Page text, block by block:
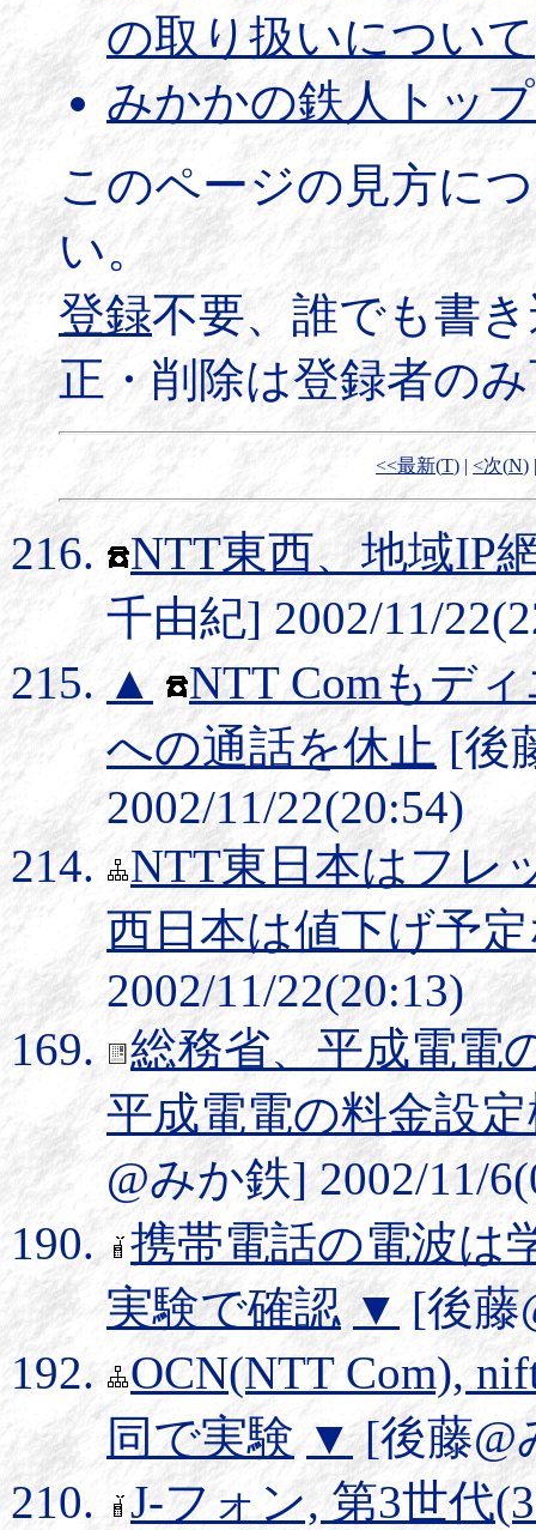
の取り扱いについて
みかかの鉄人トッ
このページの見方に
い。
登録不要、誰でも書
正・削除は登録者の
<<最新(T) | <次(N)
NTT東西、地域IP
千由紀] 2002/11/
▲
NTT Comもデ
への通話を休止 [後
2002/11/22(20:54)
NTT東日本はフレ
西日本は値下げ予
2002/11/22(20:13)
総務省、平成電電
平成電電の料金設
@みか鉄] 2002/11/
携帯電話の電波は
実験で確認 ▼ [後藤
OCN(NTT Com),
同で実験 ▼[後藤@
J-フォン, 第3世代